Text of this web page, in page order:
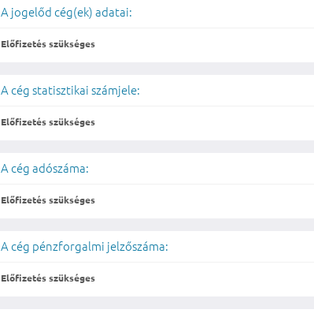
A jogelőd cég(ek) adatai:
Előfizetés szükséges
A cég statisztikai számjele:
Előfizetés szükséges
A cég adószáma:
Előfizetés szükséges
A cég pénzforgalmi jelzőszáma:
Előfizetés szükséges